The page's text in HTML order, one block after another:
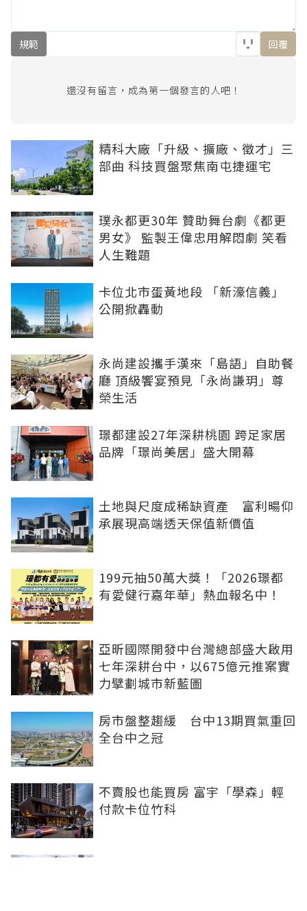
規範 回覆
還沒有留言，成為第一個發言的人吧！
精科大廠「升級、擴廠、徵才」三
部曲 科技買盤聚焦南屯捷運宅
璞永都更30年 贊助舞台劇《都更
男女》 監製王偉忠用解悶劇 笑看
人生難題
卡位北市蛋黃地段 「新濠信義」
公開掀轟動
永尚建設攜手漢來「島語」自助餐
廳 頂級饗宴預見「永尚謙玥」尊
榮生活
璟都建設27年深耕桃園 跨足家居
品牌「璟尚美居」盛大開幕
土地與尺度成稀缺資產 富利暘仰
承展現高端透天保值新價值
199元抽50萬大獎！「2026璟都
有愛健行嘉年華」熱血報名中！
亞昕國際開發中台灣總部盛大啟用
七年深耕台中，以675億元推案實
力擘劃城市新藍圖
房市盤整趨緩 台中13期買氣重回
全台中之冠
不賣股也能買房 富宇「學森」輕
付款卡位竹科